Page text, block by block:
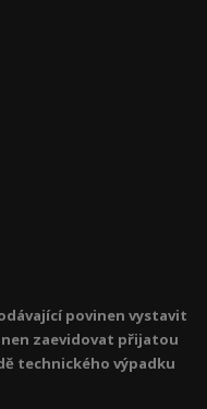
povinen vystavit
zaevidovat přijatou
technického výpadku